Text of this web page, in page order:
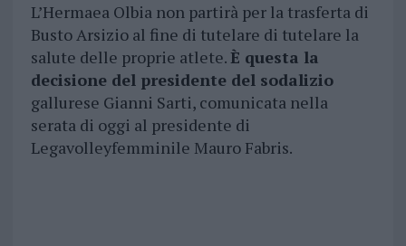
L’Hermaea Olbia non partirà per la trasferta di
Busto Arsizio al fine di tutelare di tutelare la
salute delle proprie atlete.È questa la
decisione del presidente del sodalizio
gallurese Gianni Sarti, comunicata nella
serata di oggi al presidente di
Legavolleyfemminile Mauro Fabris.